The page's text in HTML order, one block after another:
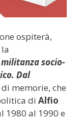
ospiterà,
militanza socio-
Dal
memorie, che
di Alfio
1980 al 1990 e